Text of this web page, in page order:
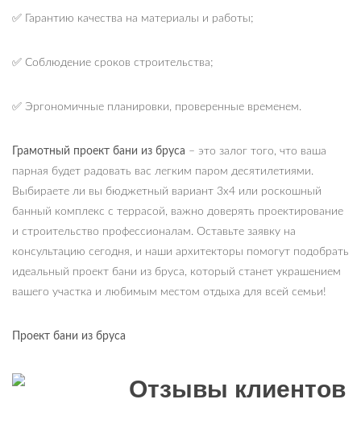
✅ Гарантию качества на материалы и работы;
✅ Соблюдение сроков строительства;
✅ Эргономичные планировки, проверенные временем.
Грамотный проект бани из бруса – это залог того, что ваша
парная будет радовать вас легким паром десятилетиями.
Выбираете ли вы бюджетный вариант 3х4 или роскошный
банный комплекс с террасой, важно доверять проектирование
и строительство профессионалам. Оставьте заявку на
консультацию сегодня, и наши архитекторы помогут подобрать
идеальный проект бани из бруса, который станет украшением
вашего участка и любимым местом отдыха для всей семьи!
Проект бани из бруса
Отзывы клиентов